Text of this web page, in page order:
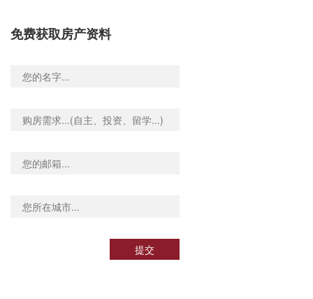
免费获取房产资料
提交